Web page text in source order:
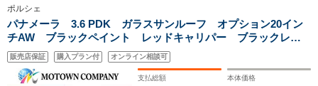
ポルシェ
パナメーラ 3.6 PDK ガラスサンルーフ オプション20イン
チAW ブラックペイント レッドキャリパー ブラックレザ
ー/シートヒーター/パワーシート 純正ナビ/フルセ
グ/Bluetooth/バックカメラ オートライト 禁煙車
販売店保証 購入プラン付 オンライン相談可
支払総額 本体価格